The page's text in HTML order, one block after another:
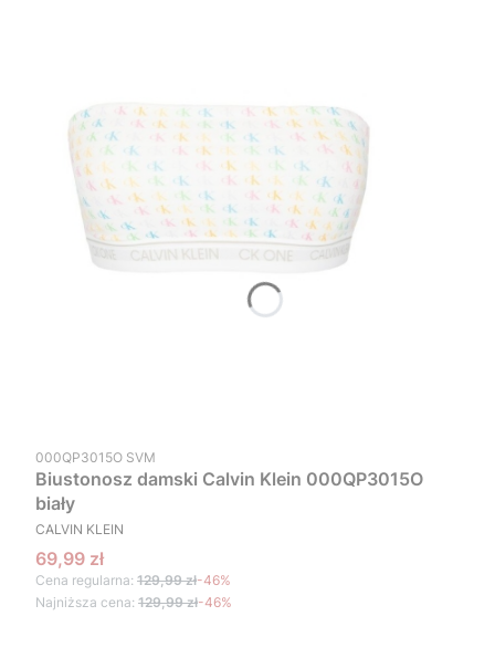
Kod produktu
000QP3015O SVM
Biustonosz damski Calvin Klein 000QP3015O
biały
PRODUCENT
CALVIN KLEIN
Cena promocyjna
69,99 zł
Cena regularna: 129,99 zł-46%
Najniższa cena: 129,99 zł-46%